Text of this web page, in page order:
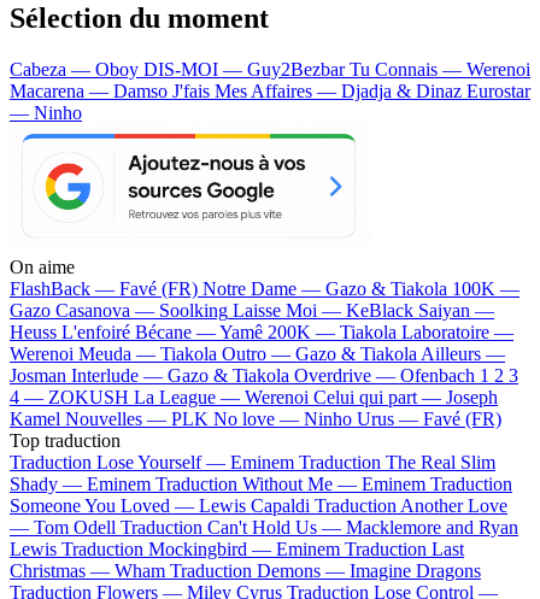
Sélection du moment
Cabeza — Oboy DIS-MOI — Guy2BezbarTu Connais — Werenoi
Macarena — Damso J'fais Mes Affaires — Djadja & Dinaz Eurostar
— Ninho
On aime
FlashBack — Favé (FR) Notre Dame — Gazo & Tiakola 100K —
Gazo Casanova — Soolking Laisse Moi — KeBlack Saiyan —
Heuss L'enfoiré Bécane —Yamê 200K — Tiakola Laboratoire —
Werenoi Meuda — Tiakola Outro — Gazo & Tiakola Ailleurs —
Josman Interlude — Gazo & Tiakola Overdrive — Ofenbach 1 2 3
4 — ZOKUSH La League — Werenoi Celui qui part — Joseph
Kamel Nouvelles — PLK No love — Ninho Urus — Favé (FR)
Top traduction
Traduction Lose Yourself — Eminem Traduction The Real Slim
Shady — Eminem Traduction Without Me — Eminem Traduction
Someone You Loved — Lewis Capaldi Traduction Another Love
— Tom Odell Traduction Can't Hold Us — Macklemore and Ryan
Lewis Traduction Mockingbird — Eminem Traduction Last
Christmas — Wham Traduction Demons — Imagine Dragons
Traduction Flowers — Miley Cyrus Traduction Lose Control —